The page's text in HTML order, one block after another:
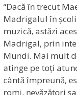
“Dacă în trecut
Madrigalul în
muzică, astăzi
Madrigal, prin
Mundi. Mai mult
atinge pe toți
cântă împreună,
romi, nevăzători